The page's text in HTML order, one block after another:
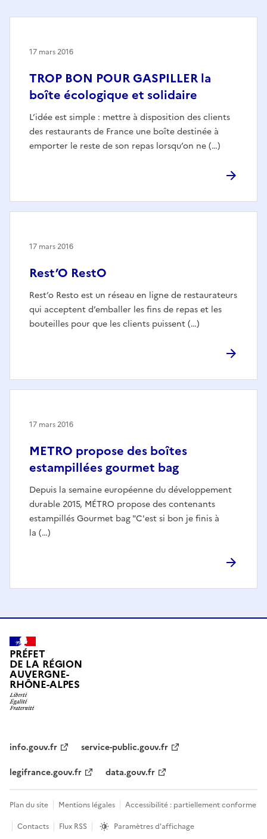
TROP BON POUR GASPILLER la
boîte écologique et solidaire
L’idée est simple : mettre à disposition des clients
des restaurants de France une boîte destinée à
emporter le reste de son repas lorsqu’on ne (…)
17 mars 2016
Rest’O RestO
Rest’o Resto est un réseau en ligne de restaurateurs
qui acceptent d’emballer les fins de repas et les
bouteilles pour que les clients puissent (…)
17 mars 2016
METRO propose des boîtes
estampillées gourmet bag
Depuis la semaine européenne du développement
durable 2015, MÉTRO propose des contenants
estampillés Gourmet bag "C'est si bon je finis à
la (…)
17 mars 2016
PRÉFET
DE LA RÉGION
AUVERGNE-
RHÔNE-ALPES
info.gouv.fr
service-public.gouv.fr
legifrance.gouv.fr
data.gouv.fr
Plan du site Mentions légales
Accessibilité : partiellement conforme
Contacts
Flux RSS Paramètres d'affichage